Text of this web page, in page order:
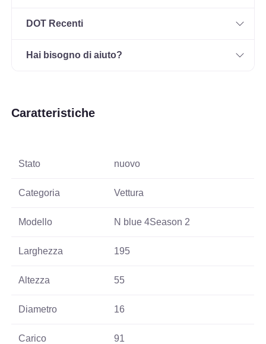
DOT Recenti
Hai bisogno di aiuto?
Caratteristiche
Stato nuovo
Categoria Vettura
Modello N blue 4Season 2
Larghezza 195
Altezza 55
Diametro 16
Carico 91